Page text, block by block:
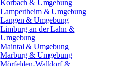
Korbach & Umgebung
Lampertheim & Umgebung
Langen & Umgebung
Limburg an der Lahn &
Umgebung
Maintal & Umgebung
Marburg & Umgebung
Mörfelden-Walldorf &